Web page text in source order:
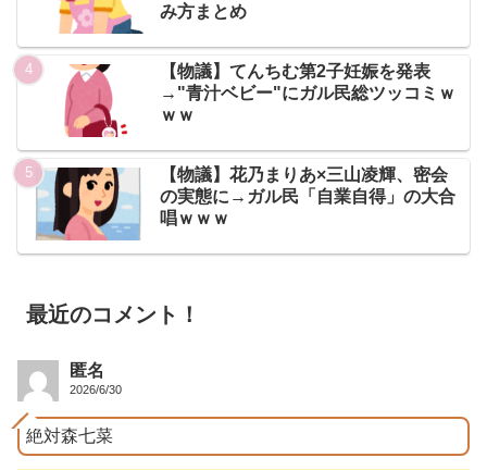
み方まとめ
【物議】てんちむ第2子妊娠を発表
→"青汁ベビー"にガル民総ツッコミｗ
ｗｗ
【物議】花乃まりあ×三山凌輝、密会
の実態に→ガル民「自業自得」の大合
唱ｗｗｗ
最近のコメント！
匿名
2026/6/30
絶対森七菜